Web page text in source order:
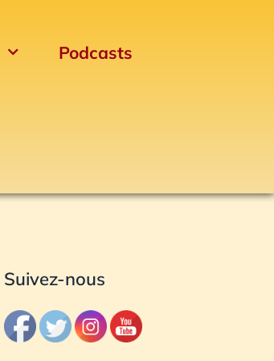
Podcasts
Suivez-nous
Archives